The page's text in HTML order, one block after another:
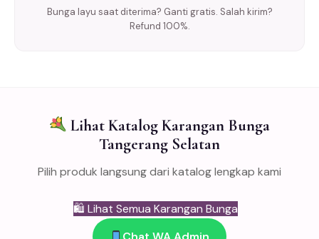
Bunga layu saat diterima? Ganti gratis. Salah kirim?
Refund 100%.
Lihat Katalog Karangan Bunga
Tangerang Selatan
Pilih produk langsung dari katalog lengkap kami
🛍 Lihat Semua Karangan Bunga